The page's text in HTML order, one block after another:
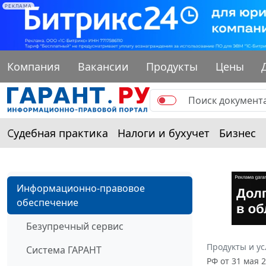
РЕКЛАМА
Компания Вакансии Продукты Цены
Судебная практика Налоги и бухучет Бизнес
Информационно-правовое
обеспечение
Безупречный сервис
Система ГАРАНТ
Продукты и
РФ от 31 мая